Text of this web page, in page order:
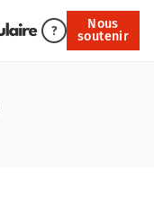
?
Nous
soutenir